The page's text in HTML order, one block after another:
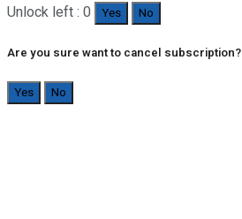
Unlock left : 0 Yes No
Are you sure want to cancel subscription?
Yes No